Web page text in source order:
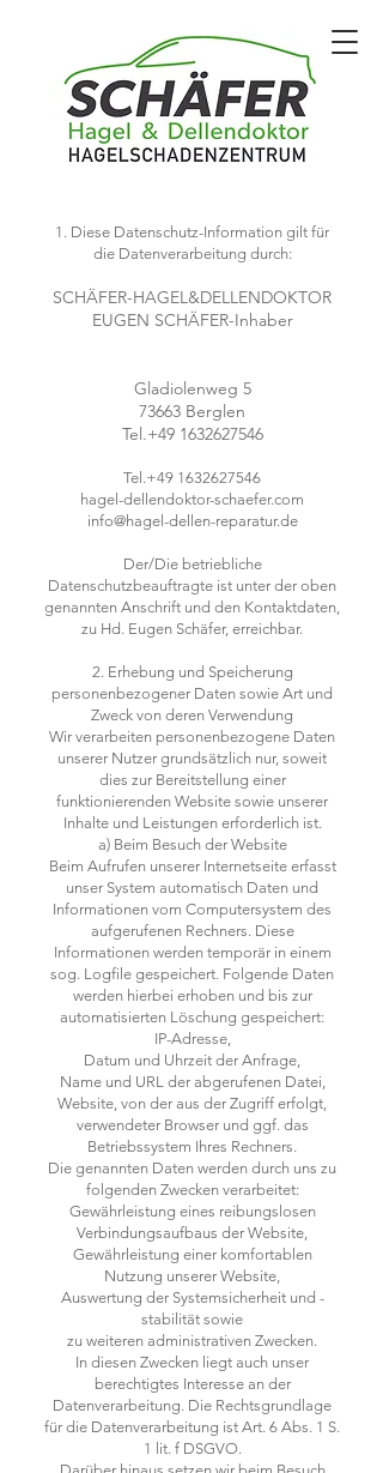
1. Diese Datenschutz-Information gilt für
die Datenverarbeitung durch:
SCHÄFER-HAGEL&DELLENDOKTOR
EUGEN SCHÄFER-Inhaber
Gladiolenweg 5
73663 Berglen
Tel.+49 1632627546
Tel.+49 1632627546
hagel-dellendoktor-schaefer.com
info@hagel-dellen-reparatur.de
Der/Die betriebliche
Datenschutzbeauftragte ist unter der oben
genannten Anschrift und den Kontaktdaten,
zu Hd. Eugen Schäfer, erreichbar.
2. Erhebung und Speicherung
personenbezogener Daten sowie Art und
Zweck von deren Verwendung
Wir verarbeiten personenbezogene Daten
unserer Nutzer grundsätzlich nur, soweit
dies zur Bereitstellung einer
funktionierenden Website sowie unserer
Inhalte und Leistungen erforderlich ist.
a) Beim Besuch der Website
Beim Aufrufen unserer Internetseite erfasst
unser System automatisch Daten und
Informationen vom Computersystem des
aufgerufenen Rechners. Diese
Informationen werden temporär in einem
sog. Logfile gespeichert. Folgende Daten
werden hierbei erhoben und bis zur
automatisierten Löschung gespeichert:
IP-Adresse,
Datum und Uhrzeit der Anfrage,
Name und URL der abgerufenen Datei,
Website, von der aus der Zugriff erfolgt,
verwendeter Browser und ggf. das
Betriebssystem Ihres Rechners.
Die genannten Daten werden durch uns zu
folgenden Zwecken verarbeitet:
Gewährleistung eines reibungslosen
Verbindungsaufbaus der Website,
Gewährleistung einer komfortablen
Nutzung unserer Website,
Auswertung der Systemsicherheit und -
stabilität sowie
zu weiteren administrativen Zwecken.
In diesen Zwecken liegt auch unser
berechtigtes Interesse an der
Datenverarbeitung. Die Rechtsgrundlage
für die Datenverarbeitung ist Art. 6 Abs. 1 S.
1 lit. f DSGVO.